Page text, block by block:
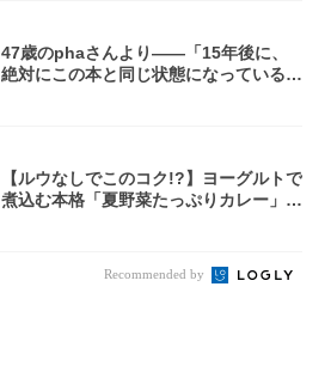
47歳のphaさんより――「15年後に、
絶対にこの本と同じ状態になっている自
【ルウなしでこのコク!?】ヨーグルトで
煮込む本格「夏野菜たっぷりカレー」作
Recommended by